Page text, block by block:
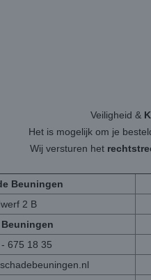
Veiligheid &
Het is mogelijk om je
Wij versturen het
Beuningen
2 B
Beuningen
675 18 35